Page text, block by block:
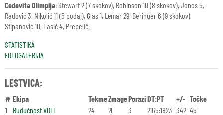
Cedevita Olimpija: Stewart 2 (7 skokov), Robinson 10 (8 skokov), Jones 5,
Radović 3, Nikolić 11 (5 podaj), Glas 1, Lemar 29, Beringer 6 (9 skokov),
Stipanović 10, Tasić 4, Prepelič.
STATISTIKA
FOTOGALERIJA
LESTVICA:
# Ekipa TekmeZmagePoraziDT:PT +/- Točke
1
Budućnost VOLI 24 21 3 2165:1823 342 45